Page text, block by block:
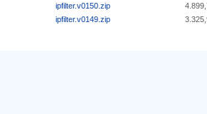
ipfilter.v0150.zip
ipfilter.v0149.zip